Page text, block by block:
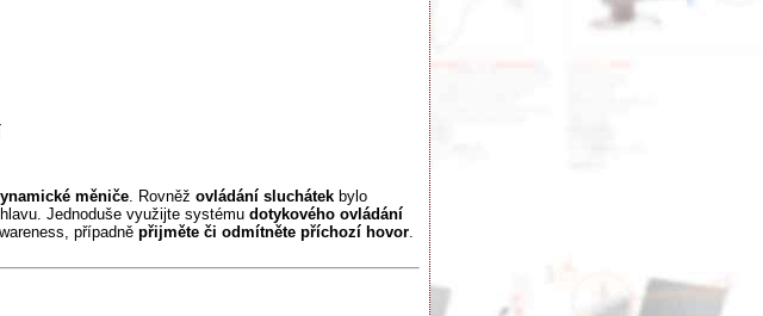
měniče. Rovněž ovládání sluchátek bylo
Jednoduše využijte systému dotykového ovládání
případně přijměte či odmítněte příchozí hovor.